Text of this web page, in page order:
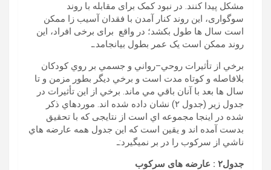
مشکل پیدا کنند. در نبود کمک برای مقابله با روند
سوگواری، این روند کنار آمدن با فقدان آسیب زا ممکن
است سال ها طول بکشد؛ در واقع برای برخی افراد، این
روند ممکن است یک عمر بطول بیانجامد.ـ
برخي از تأثيرات روحي–رواني و جسمي بر روي کودکان
بلافاصله و کوتاه مدت است و برخي ديگر بطور مزمن و تا
سال ها بعد با آنان باقي مي ماند. برخي از اين تأثيرات در
جدول زير (جدول ۲) نشان داده شده اند. موردهاي ذكر
شده در اينجا مجموعه اي است از نتايجی که با تحقيق
بدست آمده اند و يقين است كه اين جدول همه عارضه هاي
ناشي از سرکوب را در بر نميگيرد:ـ
جدول۲ : عارضه های سرکوب